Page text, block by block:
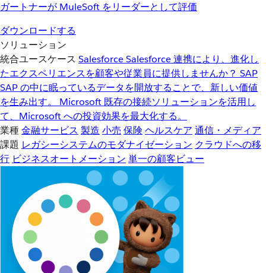
ガートナーが MuleSoft をリーダーとして評価
ダウンロードする
ソリューション
統合ユースケース SalesforceSalesforce 連携により、進化し
たエクスペリエンスを顧客や従業員に提供しませんか？ SAP
SAP の中に眠っているデータを開放することで、新しい価値
を生み出す。
Microsoft 既存の接続ソリューションを活用し
て、Microsoft への投資効果を最大化する。
業種金融サービス 製造 小売 保険 ヘルスケア 通信・メディア
課題 レガシーシステムのモダナイゼーション クラウドへの移
行 ビジネスオートメーション 単一の顧客ビュー